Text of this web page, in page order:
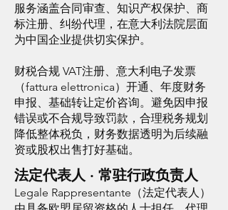
服务涵盖合同审查、知识产权保护、商
标注册、纠纷代理，在意大利法院层面
为中国企业提供切实保护。
财税合规 VAT注册、意大利电子发票
（fattura elettronica）开通、年度财务
申报、基础转让定价咨询。避免因申报
错误或不合规导致罚款，合理税务规划
降低整体税负，财务数据透明为后续融
资或股权出售打好基础。
法定代表人 · 常驻行政负责人
Legale Rappresentante（法定代表人）